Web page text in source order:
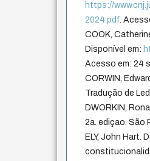
https://
2024.pdf.
COOK,
Disponível em:
Acesso em: 24
CORWIN,
Tradução de
DWORKIN,
2a. ediçao. São
ELY, John Hart.